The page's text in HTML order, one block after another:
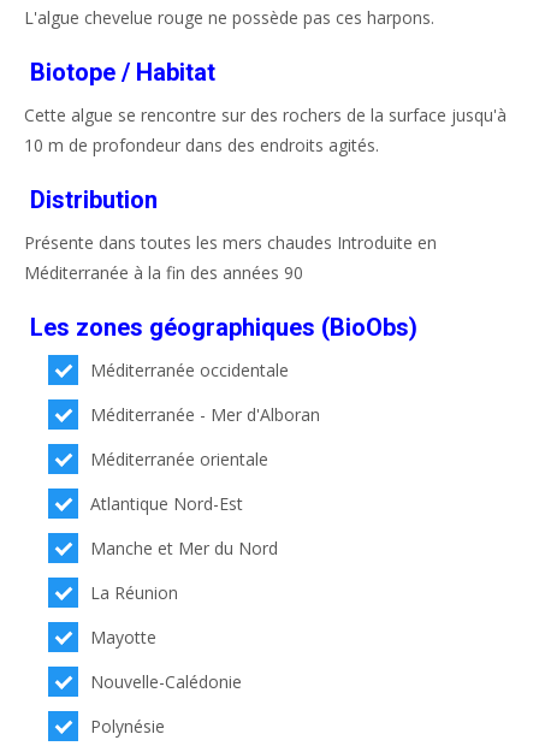
L'algue chevelue rouge ne possède pas ces harpons.
Biotope / Habitat
Cette algue se rencontre sur des rochers de la surface jusqu'à
10 m de profondeur dans des endroits agités.
Distribution
Présente dans toutes les mers chaudes Introduite en
Méditerranée à la fin des années 90
Les zones géographiques (BioObs)
Méditerranée occidentale
Méditerranée - Mer d'Alboran
Méditerranée orientale
Atlantique Nord-Est
Manche et Mer du Nord
La Réunion
Mayotte
Nouvelle-Calédonie
Polynésie